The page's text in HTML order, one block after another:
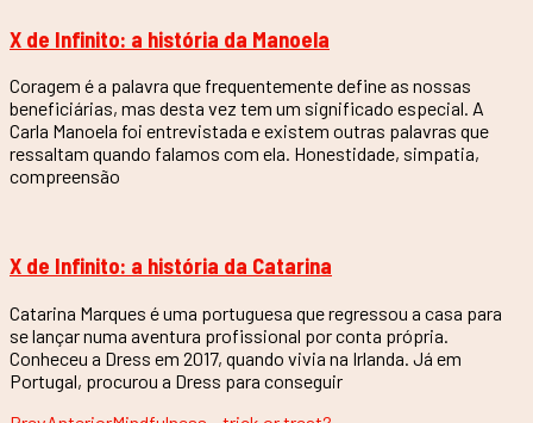
X de Infinito: a história da Manoela
Coragem é a palavra que frequentemente define as nossas
beneficiárias, mas desta vez tem um significado especial. A
Carla Manoela foi entrevistada e existem outras palavras que
ressaltam quando falamos com ela. Honestidade, simpatia,
compreensão
X de Infinito: a história da Catarina
Catarina Marques é uma portuguesa que regressou a casa para
se lançar numa aventura profissional por conta própria.
Conheceu a Dress em 2017, quando vivia na Irlanda. Já em
Portugal, procurou a Dress para conseguir